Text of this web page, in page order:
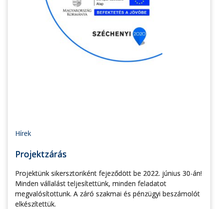
Hírek
Projektzárás
Projektünk sikersztoriként fejeződött be 2022. június 30-án!
Minden vállalást teljesítettünk, minden feladatot
megvalósítottunk. A záró szakmai és pénzügyi beszámolót
elkészítettük.